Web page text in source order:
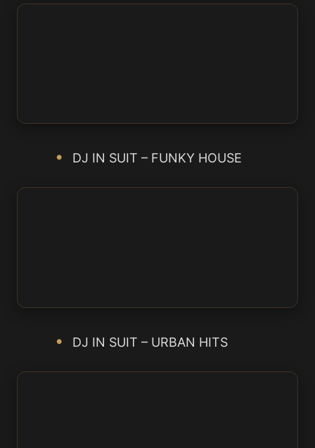
DJ IN SUIT – FUNKY HOUSE
DJ IN SUIT – URBAN HITS